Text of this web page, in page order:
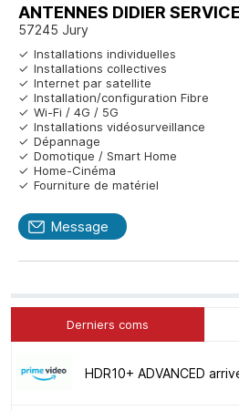
ANTENNES DIDIER
57245 Jury
Installations individuelles
Installations collectives
Internet par satellite
Installation/configuration Fibre
Wi-Fi / 4G / 5G
Installations vidéosurveillance
Dépannage
Domotique / Smart Home
Home-Cinéma
Fourniture de matériel
Message
Derniers coms
HDR10+ ADVANCED